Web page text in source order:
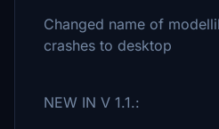
Changed name of
crashes to desktop
NEW IN V 1.1.: